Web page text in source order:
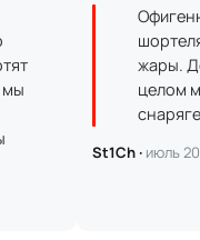
мы
жары.
целом
St1Ch · июль